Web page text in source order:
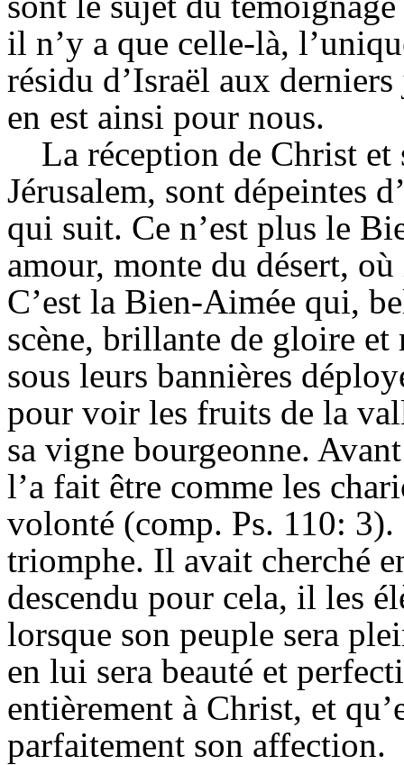
il n’y a que celle-là,
résidu d’Israël aux
en est ainsi pour nous.
La réception de Christ et
Jérusalem, sont dépeintes
qui suit. Ce n’est plus le
amour, monte du désert,
C’est la Bien-Aimée qui,
scène, brillante de gloire et
sous leurs bannières
pour voir les fruits de la
sa vigne bourgeonne.
l’a fait être comme les
volonté (comp. Ps. 110:
triomphe. Il avait cherché
descendu pour cela, il les
lorsque son peuple sera
en lui sera beauté et
entièrement à Christ, et
parfaitement son affection.